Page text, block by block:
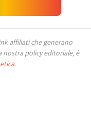
affiliati che generano
nostra policy editoriale, è
.